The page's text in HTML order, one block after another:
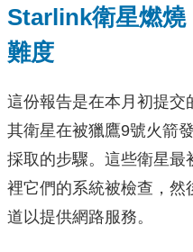
Starlink衛星燃燒
難度
這份報告是在本月初提交
其衛星在被獵鷹9號火箭
採取的步驟。這些衛星最
裡它們的系統被檢查，然
道以提供網路服務。